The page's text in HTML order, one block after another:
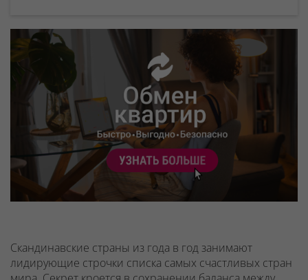
Скандинавские страны из года в год занимают
лидирующие строчки списка самых счастливых стран